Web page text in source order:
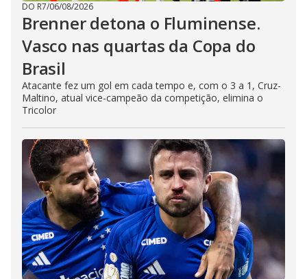
DO R7/06/08/2026
Brenner detona o Fluminense.
Vasco nas quartas da Copa do
Brasil
Atacante fez um gol em cada tempo e, com o 3 a 1, Cruz-
Maltino, atual vice-campeão da competição, elimina o
Tricolor